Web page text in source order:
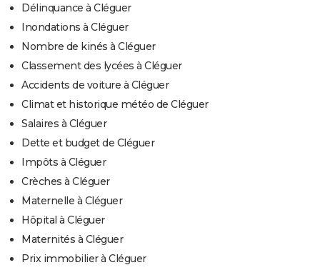
Délinquance à Cléguer
Inondations à Cléguer
Nombre de kinés à Cléguer
Classement des lycées à Cléguer
Accidents de voiture à Cléguer
Climat et historique météo de Cléguer
Salaires à Cléguer
Dette et budget de Cléguer
Impôts à Cléguer
Crèches à Cléguer
Maternelle à Cléguer
Hôpital à Cléguer
Maternités à Cléguer
Prix immobilier à Cléguer